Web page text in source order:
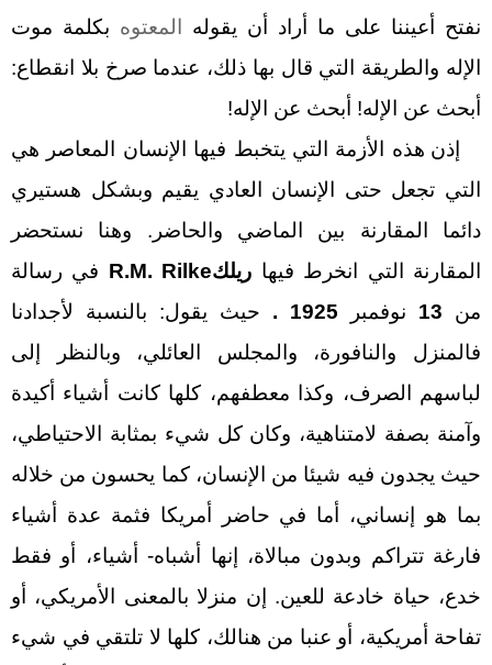
نفتح أعيننا على ما أراد أن يقوله المعتوه بكلمة موت
الإله والطريقة التي قال بها ذلك، عندما صرخ بلا انقطاع:
أبحث عن الإله! أبحث عن الإله!
إذن هذه الأزمة التي يتخبط فيها الإنسان المعاصر هي
التي تجعل حتى الإنسان العادي يقيم وبشكل هستيري
دائما المقارنة بين الماضي والحاضر. وهنا نستحضر
المقارنة التي انخرط فيها ريلكR.M. Rilke في رسالة
من 13 نوفمبر 1925 . حيث يقول: بالنسبة لأجدادنا
فالمنزل والنافورة، والمجلس العائلي، وبالنظر إلى
لباسهم الصرف، وكذا معطفهم، كلها كانت أشياء أكيدة
وآمنة بصفة لامتناهية، وكان كل شيء بمثابة الاحتياطي،
حيث يجدون فيه شيئا من الإنسان، كما يحسون من خلاله
بما هو إنساني، أما في حاضر أمريكا فثمة عدة أشياء
فارغة تتراكم وبدون مبالاة، إنها أشباه- أشياء، أو فقط
خدع، حياة خادعة للعين. إن منزلا بالمعنى الأمريكي، أو
تفاحة أمريكية، أو عنبا من هنالك، كلها لا تلتقي في شيء